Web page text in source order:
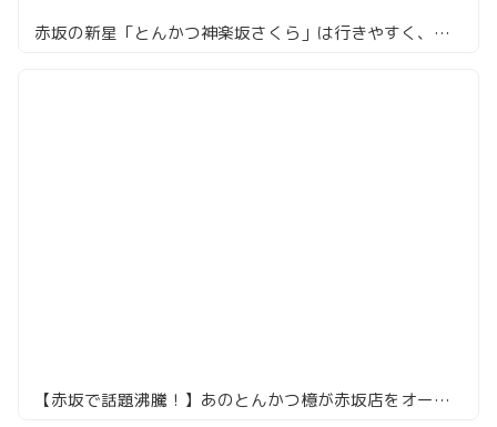
赤坂の新星「とんかつ神楽坂さくら」は行きやすく、満足度の高いとんかつ店だった
【赤坂で話題沸騰！】あのとんかつ檍が赤坂店をオープン！特ロースかつ定食をレビュー